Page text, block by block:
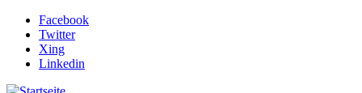
Direkt zum Inhalt
Facebook
Twitter
Xing
Linkedin